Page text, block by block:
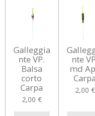
Galleggia
nte VP.
Balsa
corto
Carpa
2,00 €
nte
md
Carpa
2,00 €